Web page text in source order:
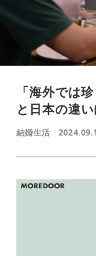
「海外では
と日本の違
結婚生活